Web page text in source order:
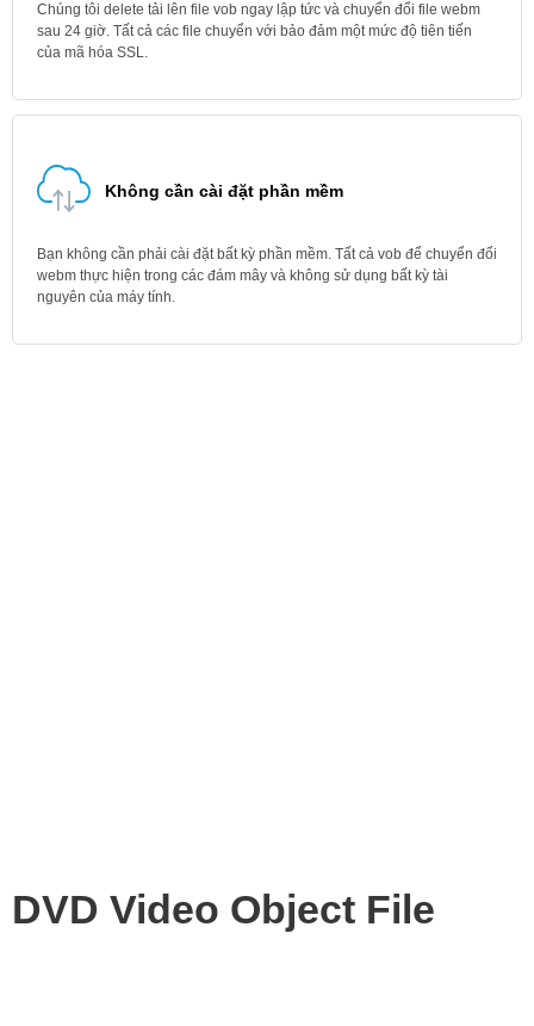
Chúng tôi delete tải lên file vob ngay lập tức và chuyển đổi file webm
sau 24 giờ. Tất cả các file chuyển với bảo đảm một mức độ tiên tiến
của mã hóa SSL.
Không cần cài đặt phần mềm
Bạn không cần phải cài đặt bất kỳ phần mềm. Tất cả vob để chuyển đổi
webm thực hiện trong các đám mây và không sử dụng bất kỳ tài
nguyên của máy tính.
DVD Video Object File